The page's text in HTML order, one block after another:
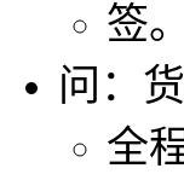
签
问：
全